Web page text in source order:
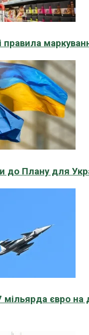
правила
до Плану для
мільярда євро